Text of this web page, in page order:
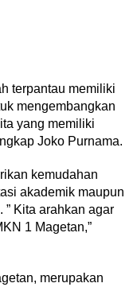
terpantau memiliki
mengembangkan
yang memiliki
Joko Purnama.
kemudahan
akademik maupun
Kita arahkan agar
1 Magetan,”
merupakan